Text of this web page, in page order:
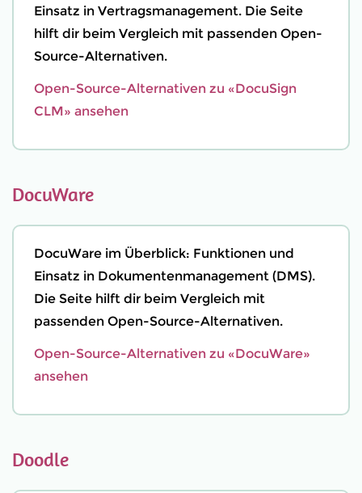
Einsatz in Vertragsmanagement. Die Seite
hilft dir beim Vergleich mit passenden Open-
Source-Alternativen.
Open-Source-Alternativen zu «DocuSign
CLM» ansehen
DocuWare
DocuWare im Überblick: Funktionen und
Einsatz in Dokumentenmanagement (DMS).
Die Seite hilft dir beim Vergleich mit
passenden Open-Source-Alternativen.
Open-Source-Alternativen zu «DocuWare»
ansehen
Doodle